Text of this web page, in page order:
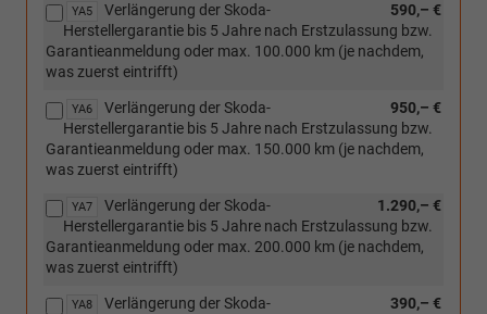
YA5 590,– €
Verlängerung der Skoda-
Herstellergarantie bis 5 Jahre nach Erstzulassung bzw.
Garantieanmeldung oder max. 100.000 km (je nachdem,
was zuerst eintrifft)
YA6 950,– €
Verlängerung der Skoda-
Herstellergarantie bis 5 Jahre nach Erstzulassung bzw.
Garantieanmeldung oder max. 150.000 km (je nachdem,
was zuerst eintrifft)
YA7 1.290,– €
Verlängerung der Skoda-
Herstellergarantie bis 5 Jahre nach Erstzulassung bzw.
Garantieanmeldung oder max. 200.000 km (je nachdem,
was zuerst eintrifft)
YA8 390,– €
Verlängerung der Skoda-